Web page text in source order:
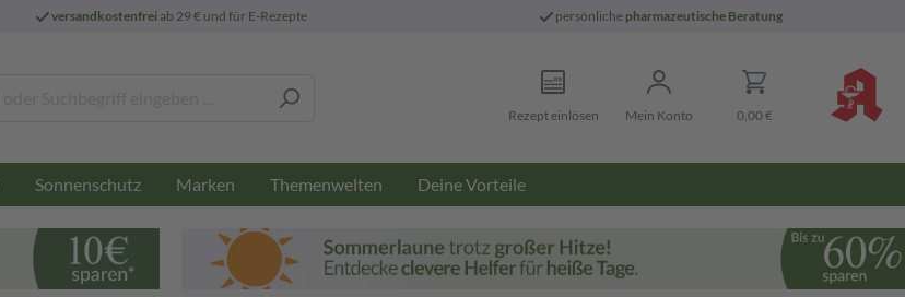
versandkostenfreiab 29 € und für E-Rezepte persönliche pharmazeutische Beratung
Rezept einlösen Mein Konto 0,00 €
Sonnenschutz Marken Themenwelten Deine Vorteile